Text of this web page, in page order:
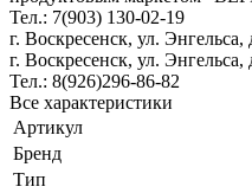
Тел.: 7(903) 130-02-19
г. Воскресенск, ул. Энгельса,
г. Воскресенск, ул. Энгельса,
Тел.: 8(926)296-86-82
Все характеристики
Артикул
Бренд
Тип